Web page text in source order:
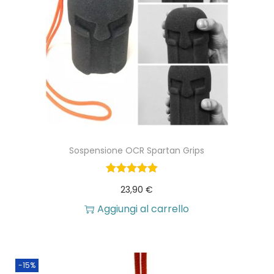
Sospensione OCR Spartan Grips
23,90€
Aggiungi al carrello
-15%